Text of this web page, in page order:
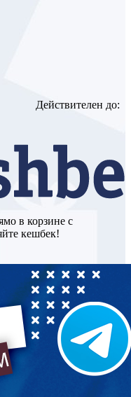
Действителен до:
в корзине с
кешбек!